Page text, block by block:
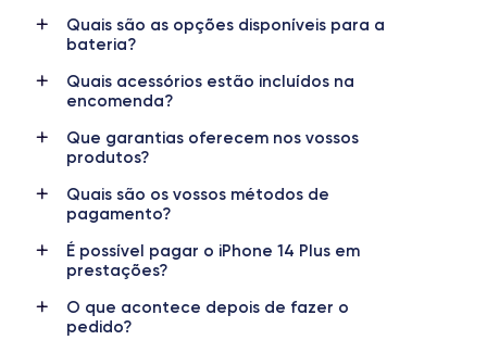
Ecrã
OLED 6.7 polegadas
Resolução do ecrã
Nome do CPU
Apple A15 Bionic 6
GPU de 5 núcleos 3.22 GHz
Câmara principal
12 Mpx
Câmara frontal
Quais são as opções disponíveis para a
bateria?
Quais acessórios estão incluídos na
encomenda?
Que garantias oferecem nos vossos
produtos?
Quais são os vossos métodos de
pagamento?
É possível pagar o iPhone 14 Plus em
prestações?
O que acontece depois de fazer o
pedido?